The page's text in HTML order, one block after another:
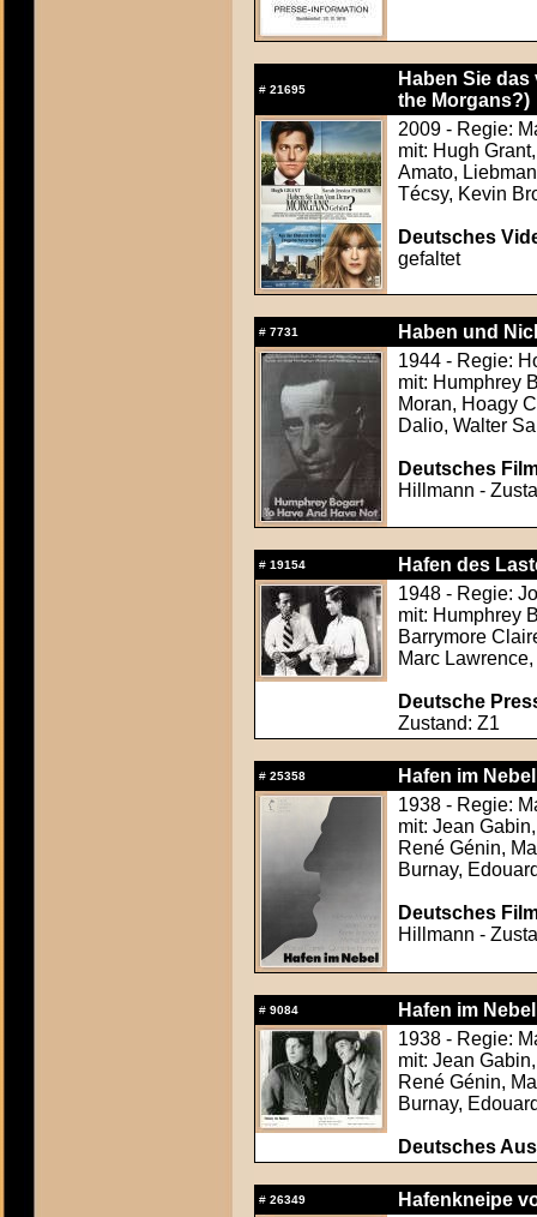
# 21695
Haben Sie
the Morgans?)
2009 - Regie:
mit: Hugh
Amato,
Técsy, Kevin
Deutsches
gefaltet
# 7731
Haben und
1944 - Regie:
mit: Humphrey
Moran, Hoagy
Dalio, Walter
Deutsches
Hillmann -
# 19154
Hafen des
1948 - Regie:
mit: Humphrey
Barrymore
Marc
Deutsche
Zustand: Z1
# 25358
Hafen im
1938 - Regie:
mit: Jean
René Génin,
Burnay,
Deutsches
Hillmann -
# 9084
Hafen im
1938 - Regie:
mit: Jean
René Génin,
Burnay,
Deutsches
# 26349
Hafenkneipe